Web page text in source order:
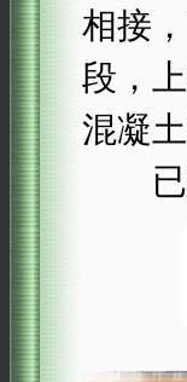
相接
段，
混凝
已